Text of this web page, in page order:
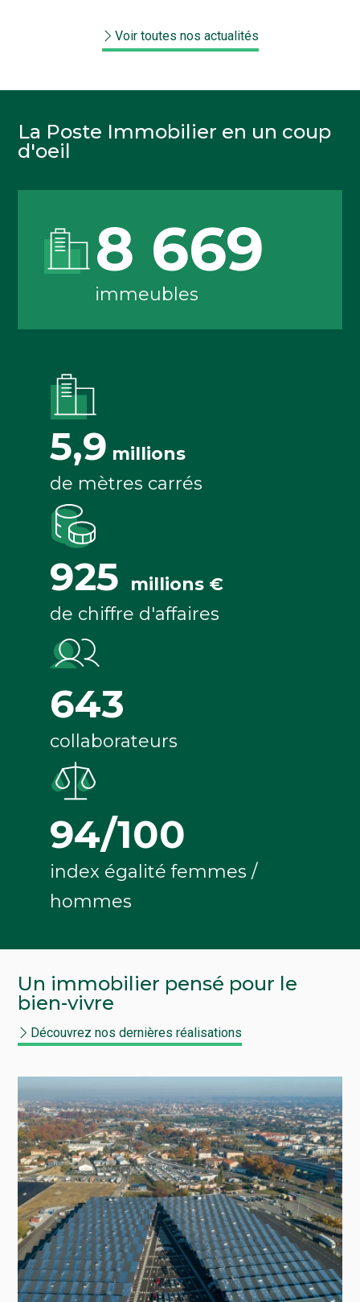
Voir toutes nos actualités
La Poste Immobilier en un coup
d'oeil
8 669
immeubles
5,9 millions
de mètres carrés
925
millions €
de chiffre d'affaires
643
collaborateurs
94/100
index égalité femmes /
hommes
Un immobilier pensé pour le
bien-vivre
Découvrez nos dernières réalisations